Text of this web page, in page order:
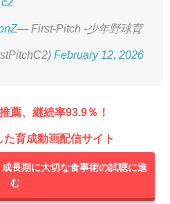
— First-Pitch -少年野球育
February 12, 2026
薦、継続率93.9％！
育成動画配信サイト
成長期に大切な食事術の試聴に進
む